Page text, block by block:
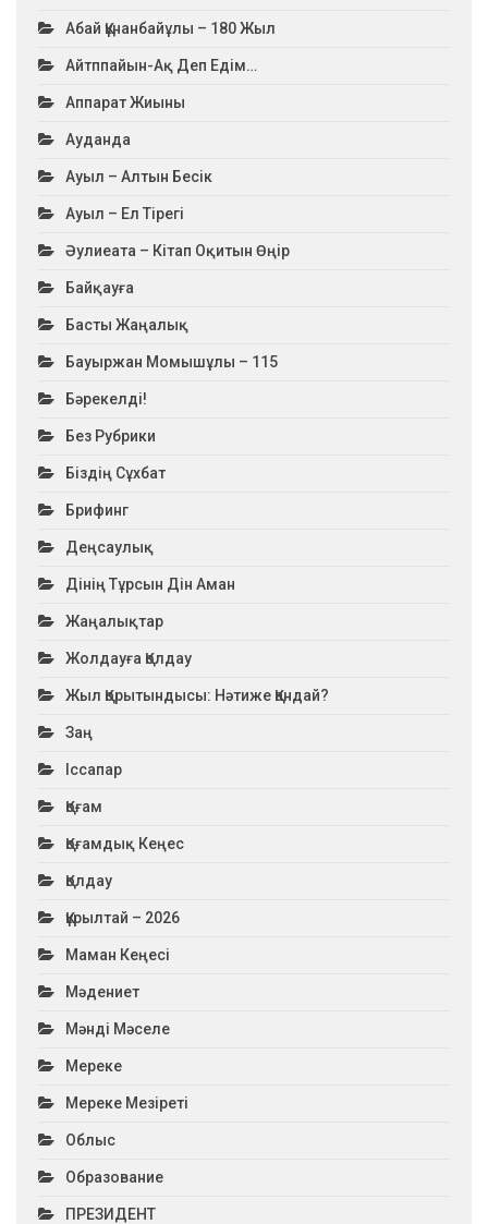
Абай Құнанбайұлы – 180 Жыл
Айтппайын-Ақ Деп Едім…
Аппарат Жиыны
Ауданда
Ауыл – Алтын Бесік
Ауыл – Ел Тірегі
Әулиеата – Кітап Оқитын Өңір
Байқауға
Басты Жаңалық
Бауыржан Момышұлы – 115
Бәрекелді!
Без Рубрики
Біздің Сұхбат
Брифинг
Деңсаулық
Дінің Тұрсын Дін Аман
Жаңалықтар
Жолдауға Қолдау
Жыл Қорытындысы: Нәтиже Қандай?
Заң
Іссапар
Қоғам
Қоғамдық Кеңес
Қолдау
Құрылтай – 2026
Маман Кеңесі
Мәдениет
Мәнді Мәселе
Мереке
Мереке Мезіреті
Облыс
Образование
ПРЕЗИДЕНТ